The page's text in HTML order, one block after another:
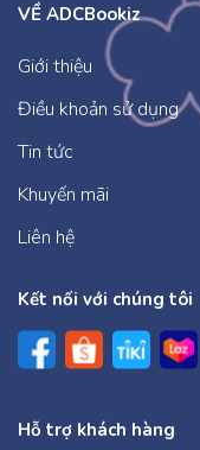
VỀ ADCBookiz
Giới thiệu
Điều khoản sử dụng
Tin tức
Khuyến mãi
Liên hệ
Kết nối với chúng tôi
Hỗ trợ khách hàng